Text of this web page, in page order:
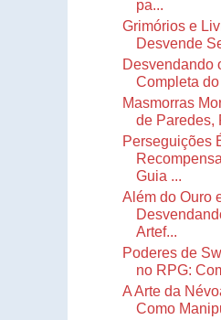
pa...
Grimórios e
Desvende
Desvendando
Completa
Masmorras
de Paredes,
Perseguições
Guia ...
Além do Ouro
Artef...
Poderes de
no RPG:
A Arte da
Como